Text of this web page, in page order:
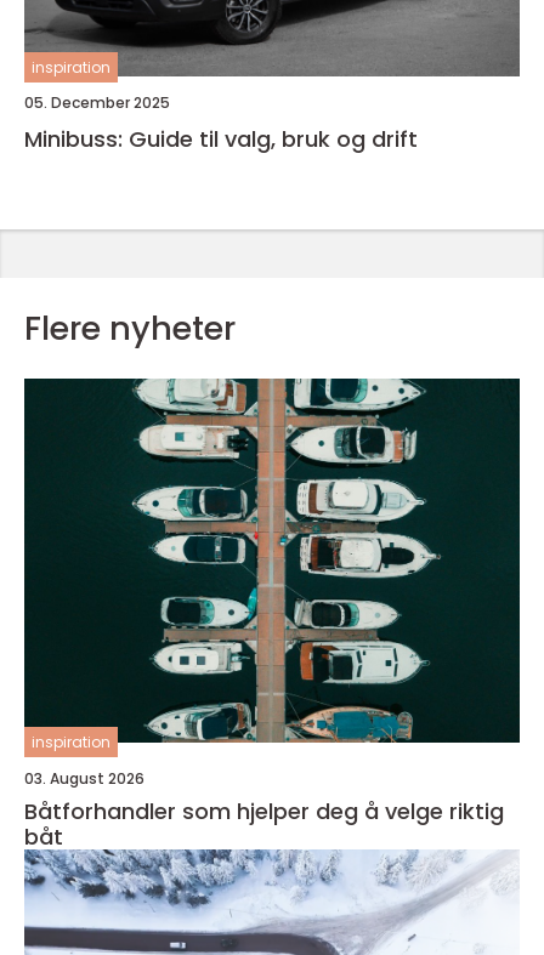
inspiration
05. December 2025
Minibuss: Guide til valg, bruk og drift
Flere nyheter
inspiration
03. August 2026
Båtforhandler som hjelper deg å velge riktig
båt